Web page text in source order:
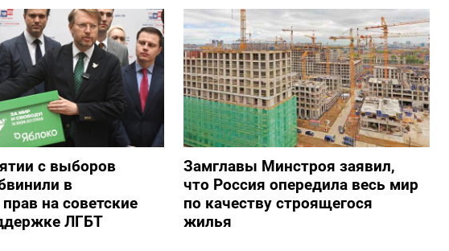
с выборов
в
на советские
ЛГБТ
Замглавы Минстроя заявил,
что Россия опередила весь мир
по качеству строящегося
жилья